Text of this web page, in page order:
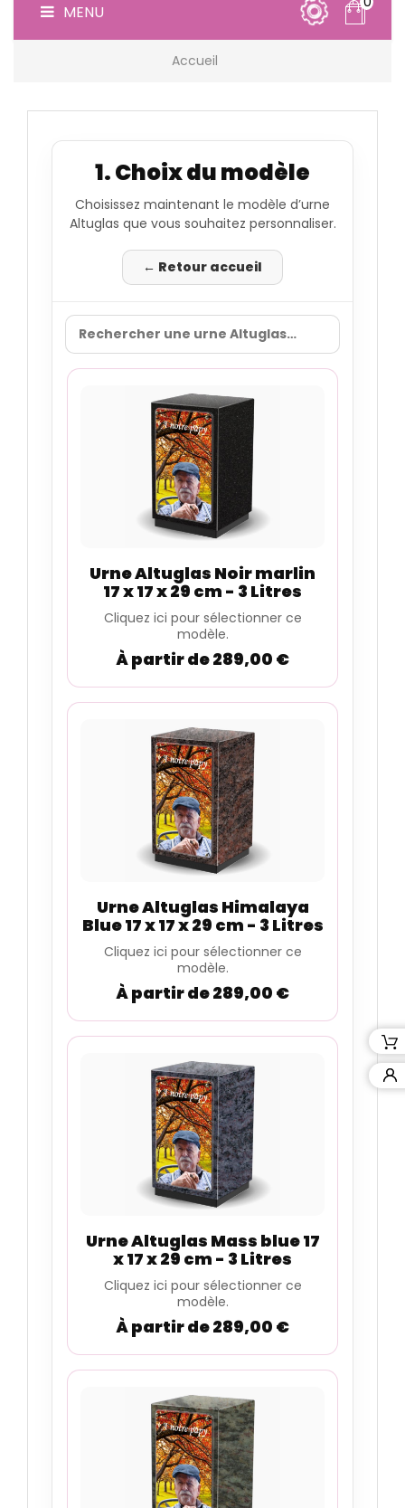
MENU
Accueil
1. Choix du modèle
Choisissez maintenant le modèle d’urne
Altuglas que vous souhaitez personnaliser.
← Retour accueil
Urne Altuglas Noir marlin
17 x 17 x 29 cm - 3 Litres
Cliquez ici pour sélectionner ce
modèle.
À partir de 289,00 €
Urne Altuglas Himalaya
Blue 17 x 17 x 29 cm - 3 Litres
Cliquez ici pour sélectionner ce
modèle.
À partir de 289,00 €
Urne Altuglas Mass blue 17
x 17 x 29 cm - 3 Litres
Cliquez ici pour sélectionner ce
modèle.
À partir de 289,00 €